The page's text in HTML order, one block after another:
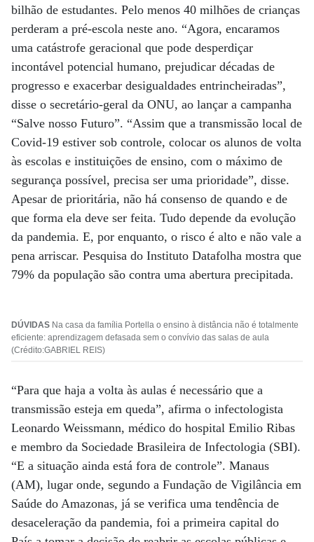
bilhão de estudantes. Pelo menos 40 milhões de crianças
perderam a pré-escola neste ano. “Agora, encaramos
uma catástrofe geracional que pode desperdiçar
incontável potencial humano, prejudicar décadas de
progresso e exacerbar desigualdades entrincheiradas”,
disse o secretário-geral da ONU, ao lançar a campanha
“Salve nosso Futuro”. “Assim que a transmissão local de
Covid-19 estiver sob controle, colocar os alunos de volta
às escolas e instituições de ensino, com o máximo de
segurança possível, precisa ser uma prioridade”, disse.
Apesar de prioritária, não há consenso de quando e de
que forma ela deve ser feita. Tudo depende da evolução
da pandemia. E, por enquanto, o risco é alto e não vale a
pena arriscar. Pesquisa do Instituto Datafolha mostra que
79% da população são contra uma abertura precipitada.
DÚVIDAS Na casa da família Portella o ensino à distância não é totalmente
eficiente: aprendizagem defasada sem o convívio das salas de aula
(Crédito:GABRIEL REIS)
“Para que haja a volta às aulas é necessário que a
transmissão esteja em queda”, afirma o infectologista
Leonardo Weissmann, médico do hospital Emilio Ribas
e membro da Sociedade Brasileira de Infectologia (SBI).
“E a situação ainda está fora de controle”. Manaus
(AM), lugar onde, segundo a Fundação de Vigilância em
Saúde do Amazonas, já se verifica uma tendência de
desaceleração da pandemia, foi a primeira capital do